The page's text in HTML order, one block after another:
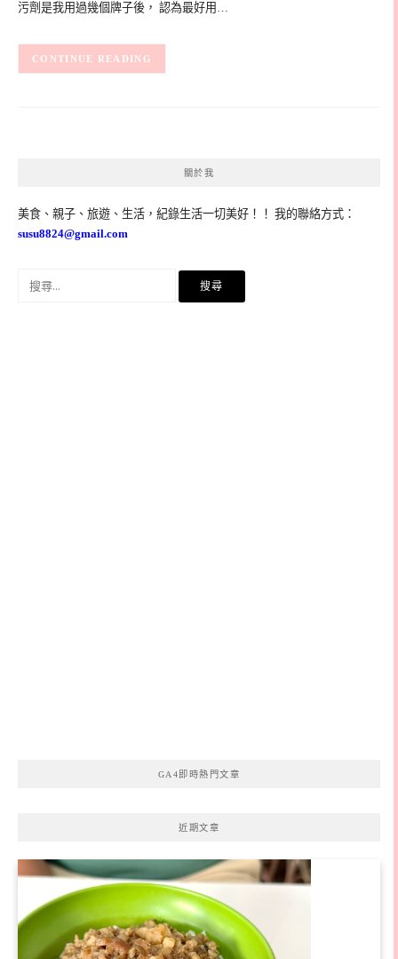
污劑是我用過幾個牌子後， 認為最好用…
CONTINUE READING
關於我
美食、親子、旅遊、生活，紀錄生活一切美好！！ 我的聯絡方式：
susu8824@gmail.com
GA4即時熱門文章
近期文章